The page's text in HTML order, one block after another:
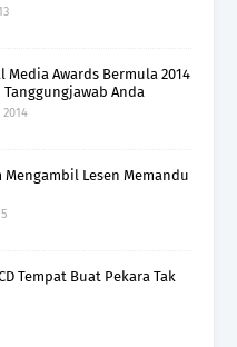
Media Awards Bermula 2014
Tanggungjawab Anda
Lesen Memandu
Tempat Buat Pekara Tak